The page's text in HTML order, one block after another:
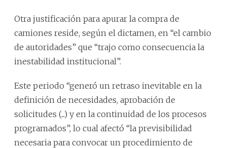
Otra justificación para apurar la compra de
camiones reside, según el dictamen, en “el cambio
de autoridades” que “trajo como consecuencia la
inestabilidad institucional”.
Este periodo “generó un retraso inevitable en la
definición de necesidades, aprobación de
solicitudes (...) y en la continuidad de los procesos
programados”, lo cual afectó “la previsibilidad
necesaria para convocar un procedimiento de